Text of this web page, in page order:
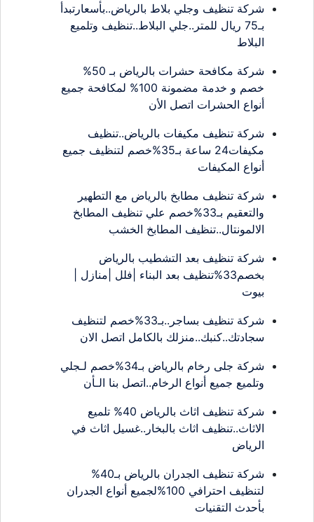
شركة تنظيف وجلي بلاط بالرياض..بأسعارتبدأ
بـ75 ريال للمتر..جلي البلاط..تنظيف وتلميع
البلاط
شركة مكافحة حشرات بالرياض بـ 50%
خصم و خدمة مضمونة 100% لمكافحة جميع
أنواع الحشرات اتصل الأن
شركة تنظيف مكيفات بالرياض..تنظيف
مكيفات24 ساعة بـ35%خصم لتنظيف جميع
أنواع المكيفات
شركة تنظيف مطابخ بالرياض مع التطهير
والتعقيم بـ33%خصم علي تنظيف المطابخ
الالمونتال..تنظيف المطابخ الخشب
شركة تنظيف بعد التشطيب بالرياض
بخصم33%تنظيف بعد البناء |فلل |منازل |
بيوت
شركة تنظيف بساجر..بـ33%خصم لتنظيف
سجادتك..كنبك..منزلك بالكامل اتصل الان
شركة جلى رخام بالرياض بـ34%خصم لـجلي
وتلميع جميع أنواع الرخام..اتصل بنا الـأن
شركة تنظيف اثاث بالرياض 40% تلميع
الاثاث..تنظيف اثاث بالبخار..غسيل اثاث في
الرياض
شركة تنظيف الجدران بالرياض بـ40%
لتنظيف احترافي 100%لجميع أنواع الجدران
بأحدث التقنيات